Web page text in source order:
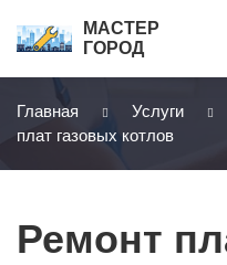
МАСТЕР
ГОРОД
Главная Услуги
плат газовых котлов
Ремонт